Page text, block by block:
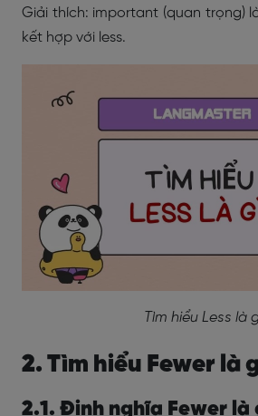
Giải thích: important (quan trọng)
kết hợp với less.
Tìm hiểu Less là
2. Tìm hiểu Fewer là
2.1. Định nghĩa Fewer là